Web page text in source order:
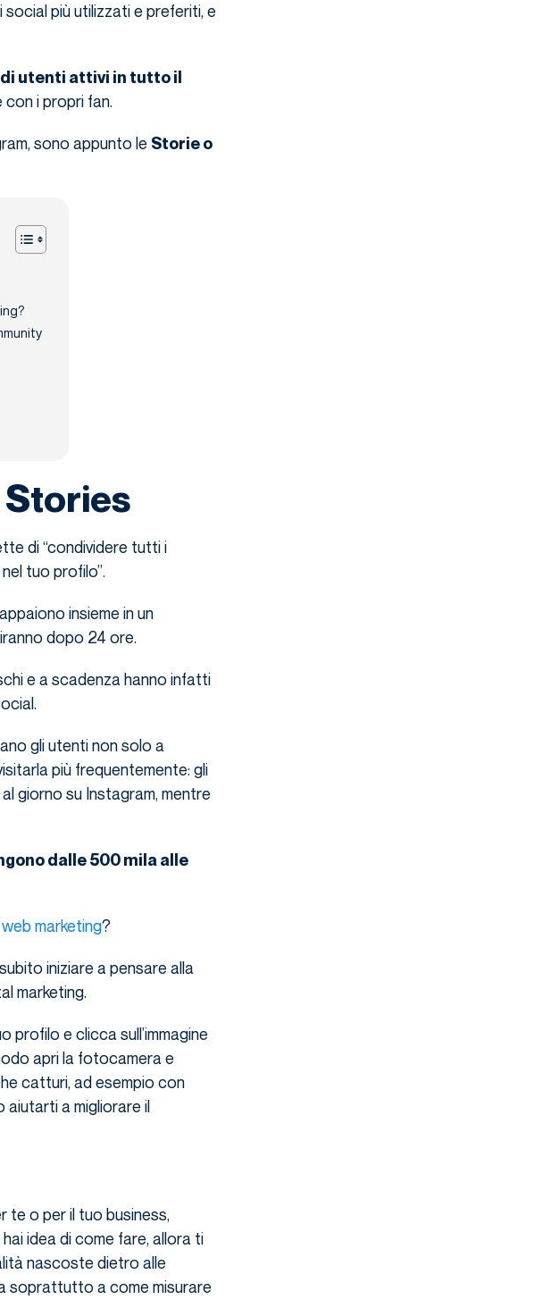
più utilizzati e preferiti, e
utenti attivi in tutto il
i propri fan.
sono appunto le Storie o
Stories
di “condividere tutti i
tuo profilo”.
insieme in un
dopo 24 ore.
e a scadenza hanno infatti
gli utenti non solo a
più frequentemente: gli
giorno su Instagram, mentre
dalle 500 mila alle
web marketing?
iniziare a pensare alla
marketing.
profilo e clicca sull’immagine
apri la fotocamera e
catturi, ad esempio con
a migliorare il
te o per il tuo business,
idea di come fare, allora ti
nascoste dietro alle
soprattutto a come misurare